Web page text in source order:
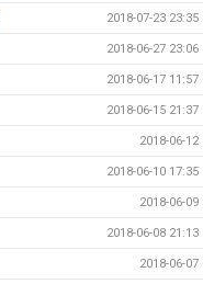
2018-07-23 23:35
2018-06-27 23:06
2018-06-17 11:57
2018-06-15 21:37
2018-06-12
2018-06-10 17:35
2018-06-09
2018-06-08 21:13
2018-06-07